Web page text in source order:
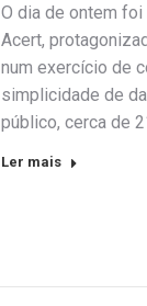
O dia de ontem foi
Acert,
num exercício de
simplicidade de
público, cerca de
Ler mais